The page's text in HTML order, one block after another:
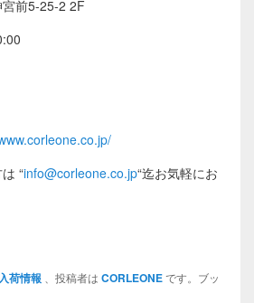
前5-25-2 2F
“info@corleone.co.jp“迄お気軽にお
入荷情報 、投稿者は CORLEONEです。ブッ